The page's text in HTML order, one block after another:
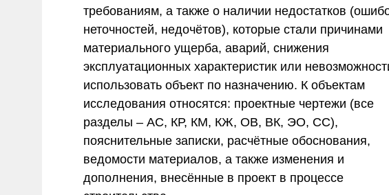
требованиям, а также о наличии недостатков
неточностей, недочётов), которые стали причинами
материального ущерба, аварий, снижения
эксплуатационных характеристик или
использовать объект по назначению. К объектам
исследования относятся: проектные чертежи (все
разделы – АС, КР, КМ, КЖ, ОВ, ВК, ЭО, СС),
пояснительные записки, расчётные обоснования,
ведомости материалов, а также изменения и
дополнения, внесённые в проект в процессе